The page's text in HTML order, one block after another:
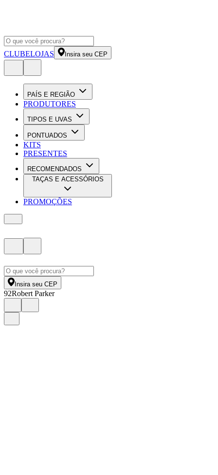
CLUBELOJAS Insira seu CEP
PAÍS E REGIÃO
PRODUTORES
TIPOS E UVAS
PONTUADOS
KITS
PRESENTES
RECOMENDADOS
TAÇAS E ACESSÓRIOS
PROMOÇÕES
Insira seu CEP
92Robert Parker